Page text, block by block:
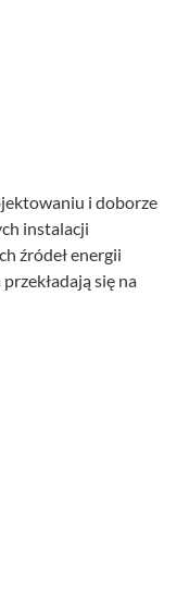
i doborze
instalacji
źródeł energii
się na